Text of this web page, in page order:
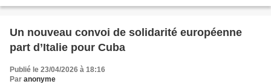
Un nouveau convoi de solidarité européenne
part d’Italie pour Cuba
Publié le 23/04/2026 à 18:16
Par anonyme